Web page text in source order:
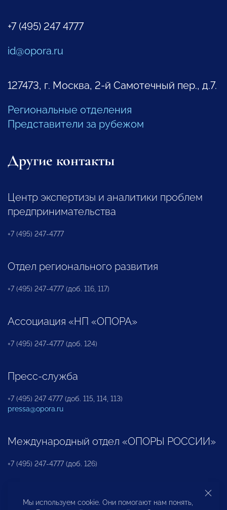
+7 (495) 247 4777
id@opora.ru
127473, г. Москва, 2-й Самотечный пер., д.7.
Региональные отделения
Представители за рубежом
Другие контакты
Центр экспертизы и аналитики проблем
предпринимательства
+7 (495) 247-4777
Отдел регионального развития
+7 (495) 247-4777 (доб. 116, 117)
Ассоциация «НП «ОПОРА»
+7 (495) 247-4777 (доб. 124)
Пресс-служба
+7 (495) 247 4777 (доб. 115, 114, 113)
pressa@opora.ru
Международный отдел «ОПОРЫ РОССИИ»
+7 (495) 247-4777 (доб. 126)
Бюро по защите прав предпринимателей и
Мы используем cookie. Они помогают нам понять,